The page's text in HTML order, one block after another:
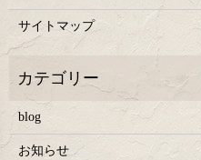
サイトマップ
blog
お知らせ